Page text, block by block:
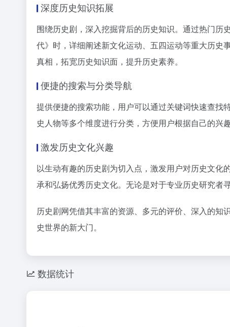
深度历史知识拓展
围绕历史剧，深入挖掘背后的历史知识。通过热门
代》时，详细阐述新文化运动、五四运动等重大历史
真相，拓宽历史知识面，提升历史素养。
便捷的搜索与分类导航
提供便捷的搜索功能，用户可以通过关键词快速查找
史人物等多个维度进行分类，方便用户根据自己的兴
激发历史文化兴趣
以生动有趣的历史剧为切入点，激发用户对历史文
承和弘扬优秀历史文化。无论是对于专业历史研究者
历史剧网凭借其丰富的资源、多元的评价、深入的
史世界的新大门。
数据统计